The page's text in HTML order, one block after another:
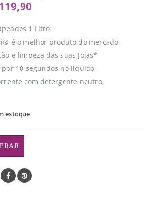
1 Litro
é o melhor produto do mercado
e limpeza das suas Joias*
10 segundos no liquido,
com detergente neutro,
estoque